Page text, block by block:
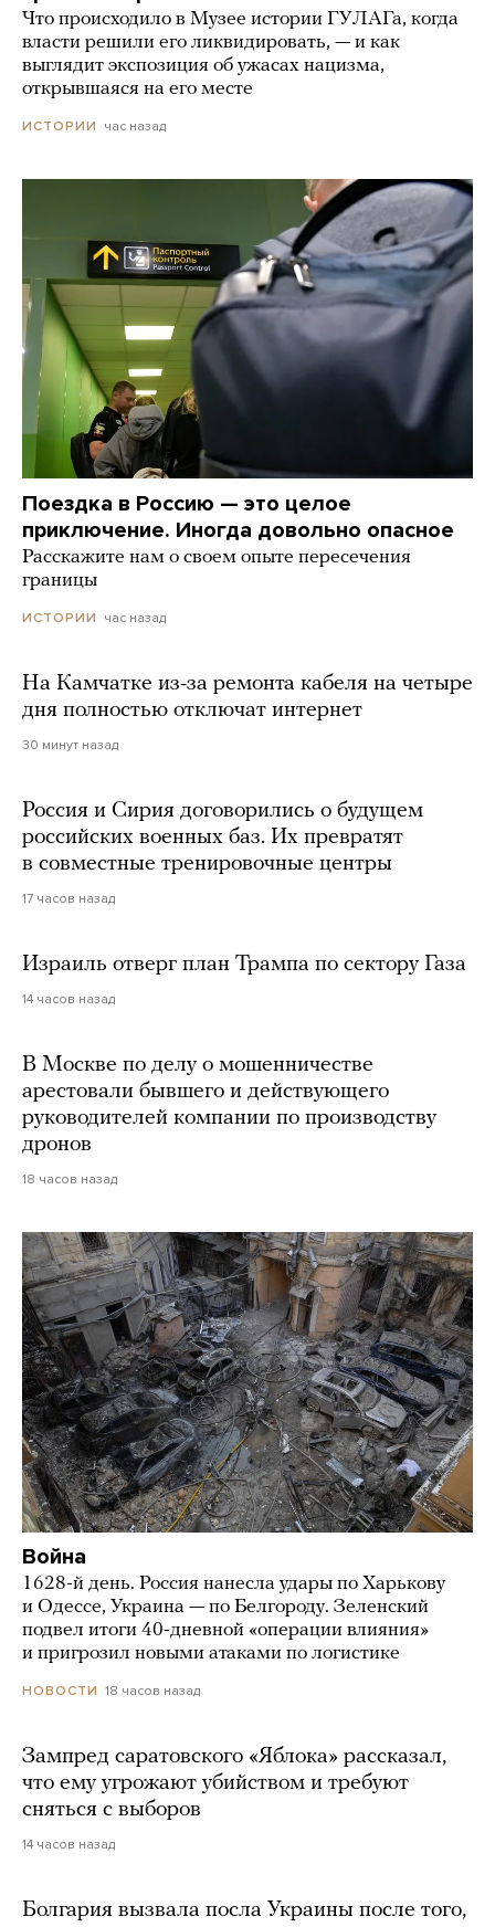
Что происходило в Музее истории ГУЛАГа, когда
власти решили его ликвидировать, — и как
выглядит экспозиция об ужасах нацизма,
открывшаяся на его месте
ИСТОРИИ час назад
Поездка в Россию — это целое
приключение. Иногда довольно опасное
Расскажите нам о своем опыте пересечения
границы
ИСТОРИИ час назад
На Камчатке из-за ремонта кабеля на четыре
дня полностью отключат интернет
30 минут назад
Россия и Сирия договорились о будущем
российских военных баз. Их превратят
в совместные тренировочные центры
17 часов назад
Израиль отверг план Трампа по сектору Газа
14 часов назад
В Москве по делу о мошенничестве
арестовали бывшего и действующего
руководителей компании по производству
дронов
18 часов назад
Война
1628-й день. Россия нанесла удары по Харькову
и Одессе, Украина — по Белгороду. Зеленский
подвел итоги 40-дневной «операции влияния»
и пригрозил новыми атаками по логистике
НОВОСТИ 18 часов назад
Зампред саратовского «Яблока» рассказал,
что ему угрожают убийством и требуют
сняться с выборов
14 часов назад
Болгария вызвала посла Украины после того,